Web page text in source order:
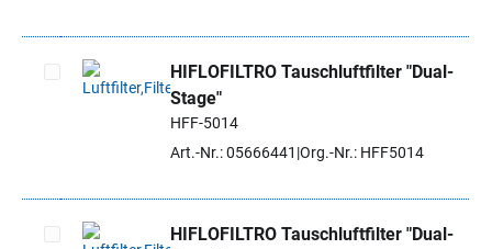
Artikel auswählen
HIFLOFILTRO Tauschluftfilter "Dual-
Stage"
HFF-5014
Art.-Nr.: 05666441 Org.-Nr.: HFF5014
HIFLOFILTRO Tauschluftfilter "Dual-